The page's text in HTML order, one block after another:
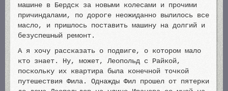
машине в Бердск за новыми колесами и прочими
причиндалами, по дороге неожиданно вылилось все
масло, и пришлось поставить машину на долгий и
безуспешный ремонт.
А я хочу рассказать о подвиге, о котором мало
кто знает. Ну, может, Леопольд с Райкой,
поскольку их квартира была конечной точкой
путешествия Фила. Однажды Фил прошел от пятерки